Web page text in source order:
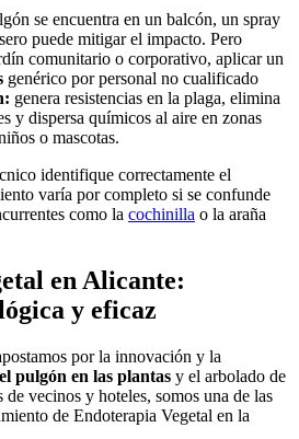
se encuentra en un balcón, un spray
puede mitigar el impacto. Pero
comunitario o corporativo, aplicar un
genérico por personal no cualificado
genera resistencias en la plaga, elimina
y dispersa químicos al aire en zonas
o mascotas.
identifique correctamente el
varía por completo si se confunde
como la cochinilla o la araña
en Alicante:
y eficaz
por la innovación y la
pulgón en las plantas y el arbolado de
de vecinos y hoteles, somos una de las
de Endoterapia Vegetal en la